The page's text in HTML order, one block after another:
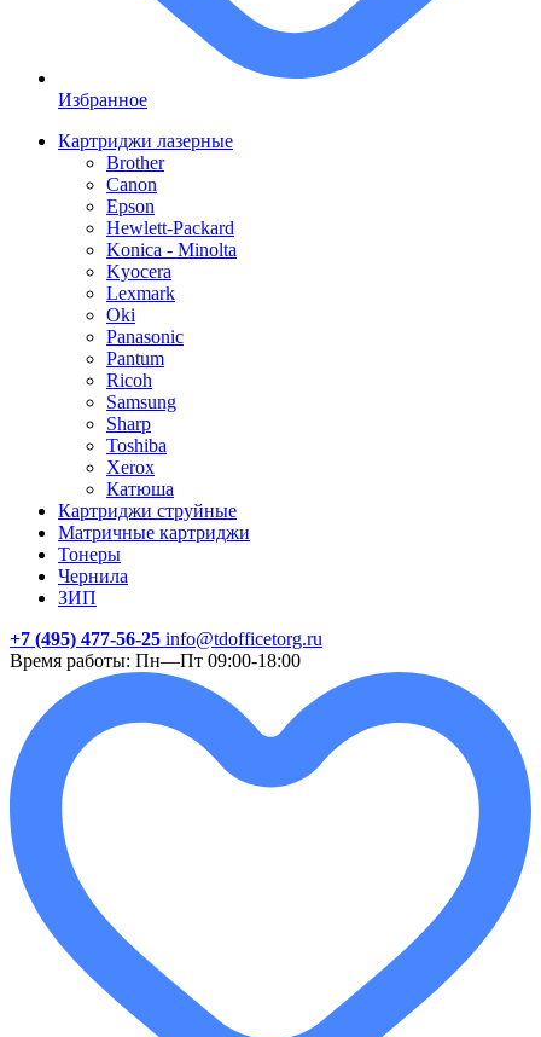
Избранное
Картриджи лазерные
Brother
Canon
Epson
Hewlett-Packard
Konica - Minolta
Kyocera
Lexmark
Oki
Panasonic
Pantum
Ricoh
Samsung
Sharp
Toshiba
Xerox
Катюша
Картриджи струйные
Матричные картриджи
Тонеры
Чернила
ЗИП
+7 (495) 477-56-25 info@tdofficetorg.ru
Время работы: Пн—Пт 09:00-18:00